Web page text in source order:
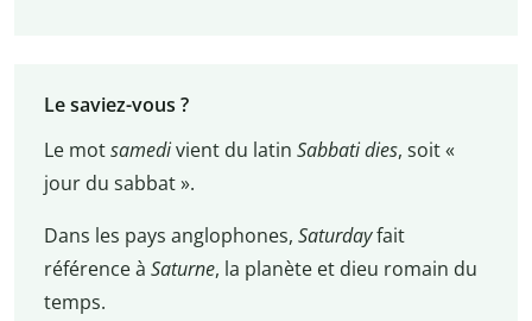
Le saviez-vous ?
Le motsamedivient du latin Sabbati dies, soit «
jour du sabbat ».
Dans les pays anglophones, Saturdayfait
référence à Saturne, la planète et dieu romain du
temps.